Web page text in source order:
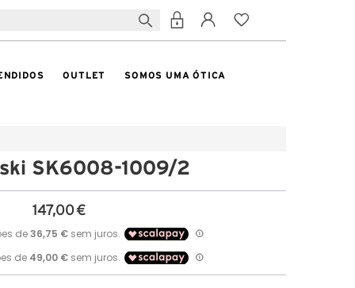
OUTLET SOMOS UMA ÓTICA
SK6008-1009/2
147,00 €